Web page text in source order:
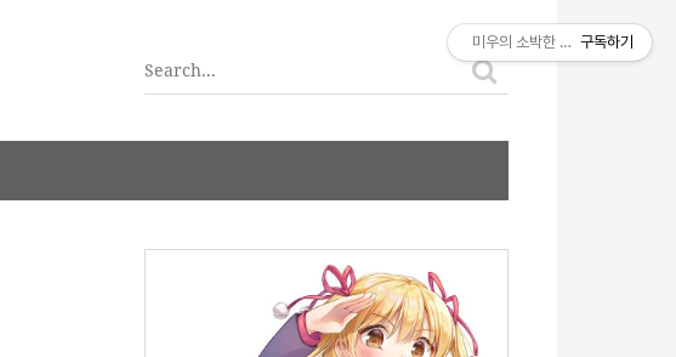
미우의 소박한 이야기구독하기